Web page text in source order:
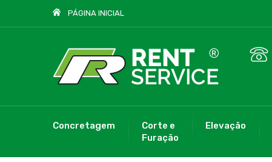
PÁGINA INICIAL
Concretagem
Corte e
Furação
Elevação